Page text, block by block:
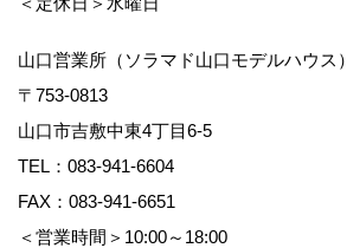
山口営業所（ソラマド山口モデルハウス）
〒753-0813
山口市吉敷中東4丁目6-5
TEL： 083-941-6604
FAX：083-941-6651
＜営業時間＞10:00～18:00